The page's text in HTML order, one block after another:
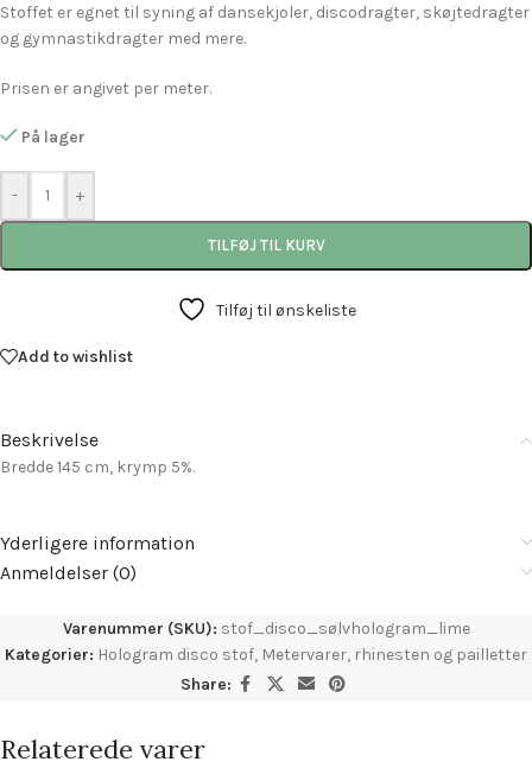
Stoffet er egnet til syning af dansekjoler, discodragter, skøjtedragter
og gymnastikdragter med mere.
Prisen er angivet per meter.
På lager
- +
TILFØJ TIL KURV
Tilføj til ønskeliste
Add to wishlist
Beskrivelse
Bredde 145 cm, krymp 5%.
Yderligere information
Anmeldelser (0)
Varenummer (SKU): stof_disco_sølvhologram_lime
Kategorier: Hologram disco stof, Metervarer, rhinesten og pailletter
Share:
Relaterede varer